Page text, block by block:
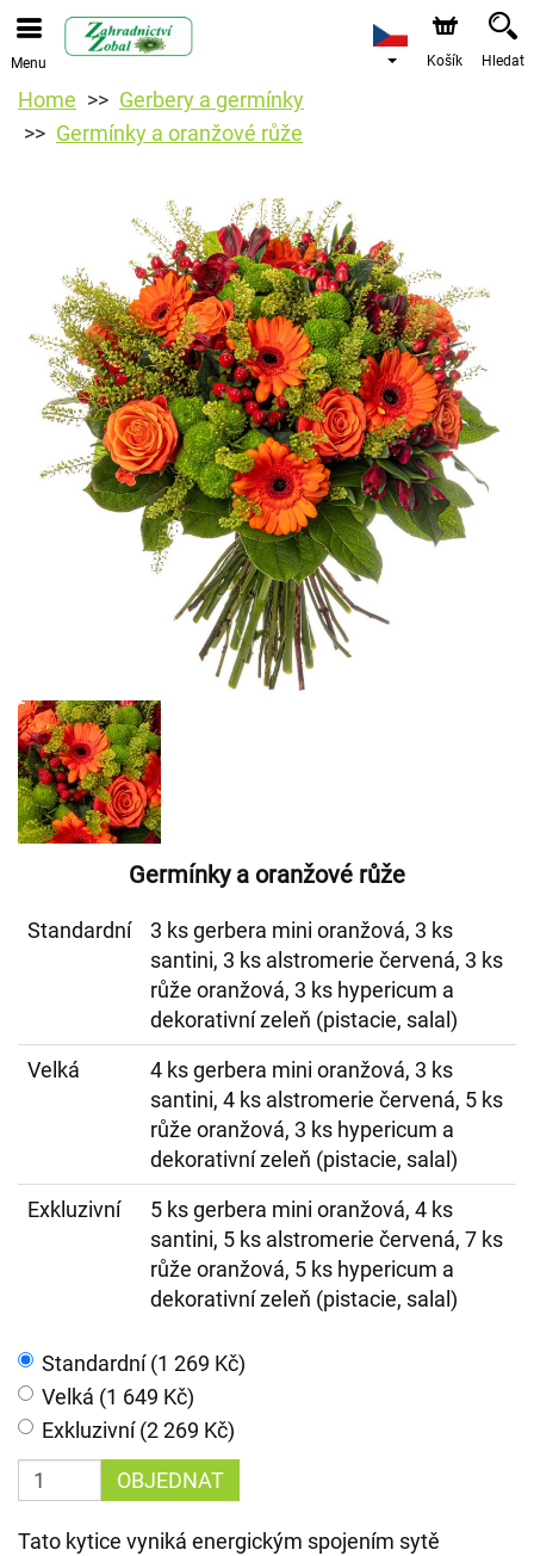
Menu Košík Hledat
Home
Gerbery a germínky
Germínky a oranžové růže
Germínky a oranžové růže
Standardní
3 ks gerbera mini oranžová, 3 ks
santini, 3 ks alstromerie červená, 3 ks
růže oranžová, 3 ks hypericum a
dekorativní zeleň (pistacie, salal)
Velká
4 ks gerbera mini oranžová, 3 ks
santini, 4 ks alstromerie červená, 5 ks
růže oranžová, 3 ks hypericum a
dekorativní zeleň (pistacie, salal)
Exkluzivní
5 ks gerbera mini oranžová, 4 ks
santini, 5 ks alstromerie červená, 7 ks
růže oranžová, 5 ks hypericum a
dekorativní zeleň (pistacie, salal)
Standardní (1 269 Kč)
Velká (1 649 Kč)
Exkluzivní (2 269 Kč)
OBJEDNAT
Tato kytice vyniká energickým spojením sytě